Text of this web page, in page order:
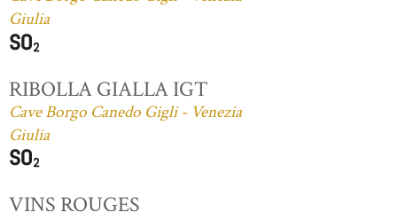
Giulia
RIBOLLA GIALLA IGT
Cave Borgo Canedo Gigli - Venezia
Giulia
VINS ROUGES